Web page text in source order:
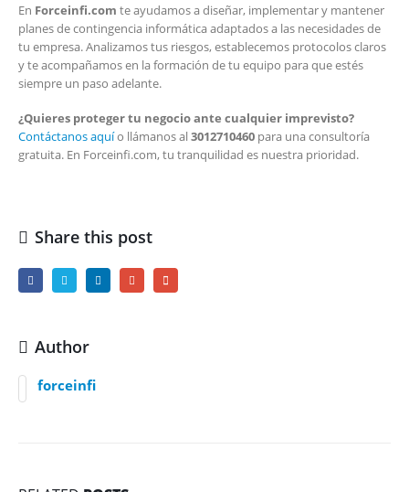
En Forceinfi.com te ayudamos a diseñar, implementar y mantener
planes de contingencia informática adaptados a las necesidades de
tu empresa. Analizamos tus riesgos, establecemos protocolos claros
y te acompañamos en la formación de tu equipo para que estés
siempre un paso adelante.
¿Quieres proteger tu negocio ante cualquier imprevisto?
Contáctanos aquío llámanos al3012710460 para una consultoría
gratuita. En Forceinfi.com, tu tranquilidad es nuestra prioridad.
Share this post
Author
forceinfi